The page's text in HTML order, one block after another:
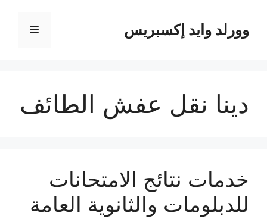
المحتوىوورلد وايد إكسبريس القائمة
دينا نقل عفش الطائف
خدمات نتائج الامتحانات
للدبلومات والثانوية العامة